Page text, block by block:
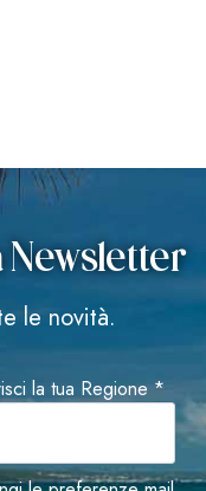
le novità.
la tua Regione *